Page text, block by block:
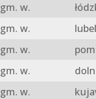
gm. w.
gm. w.
gm. w.
gm. w.
gm. w.